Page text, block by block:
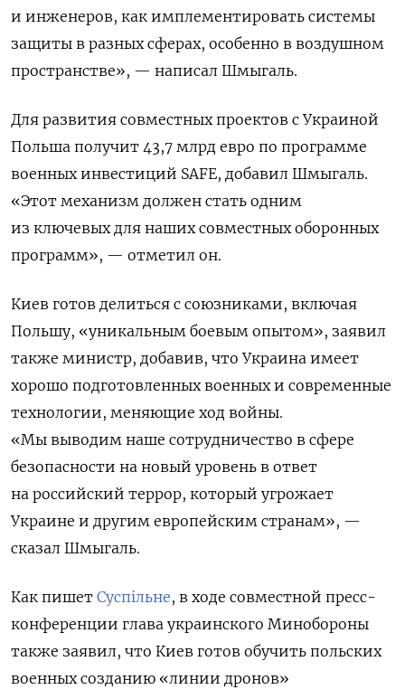
и инженеров, как имплементировать системы
защиты в разных сферах, особенно в воздушном
пространстве», — написал Шмыгаль.
Для развития совместных проектов с Украиной
Польша получит 43,7 млрд евро по программе
военных инвестиций SAFE, добавил Шмыгаль.
«Этот механизм должен стать одним
из ключевых для наших совместных оборонных
программ», — отметил он.
Киев готов делиться с союзниками, включая
Польшу, «уникальным боевым опытом», заявил
также министр, добавив, что Украина имеет
хорошо подготовленных военных и современные
технологии, меняющие ход войны.
«Мы выводим наше сотрудничество в сфере
безопасности на новый уровень в ответ
на российский террор, который угрожает
Украине и другим европейским странам», —
сказал Шмыгаль.
Как пишет Суспільне, в ходе совместной пресс-
конференции глава украинского Минобороны
также заявил, что Киев готов обучить польских
военных созданию «линии дронов»